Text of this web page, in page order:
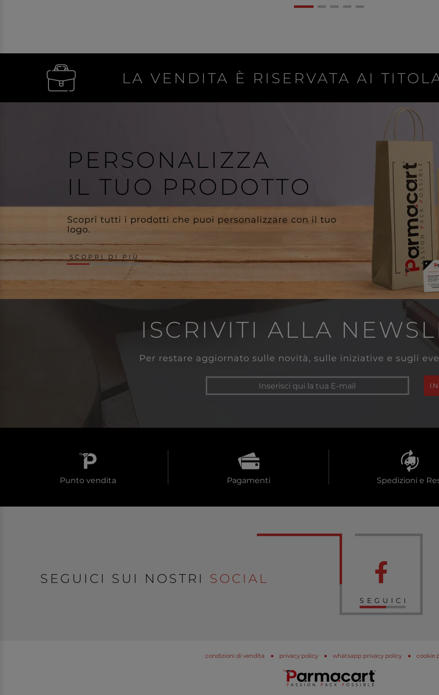
LA VENDITA È RISERVATA AI
PERSONALIZZA
IL TUO PRODOTTO
Scopri tutti i prodotti che puoi personalizzare con il tuo
logo.
SCOPRI DI PIÙ
ISCRIVITI ALLA
Per restare aggiornato sulle novità, sulle iniziative e sugli
Punto vendita Pagamenti Spedizioni e
SEGUICI SUI NOSTRI SOCIAL
SEGUICI
condizioni di vendita privacy policy whatsapp privacy policy cookie